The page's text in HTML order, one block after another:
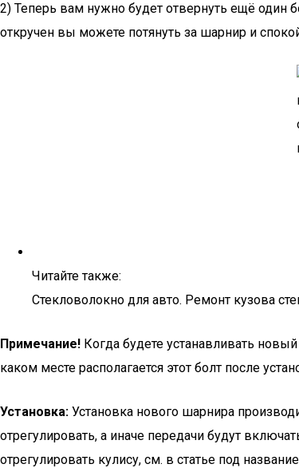
2) Теперь вам нужно будет отвернуть ещё один
откручен вы можете потянуть за шарнир и
Читайте также:
Стекловолокно для авто. Ремонт кузова
Примечание! Когда будете устанавливать
каком месте располагается этот болт после
Установка: Установка нового шарнира
отрегулировать, а иначе передачи будут
отрегулировать кулису, см. в статье под